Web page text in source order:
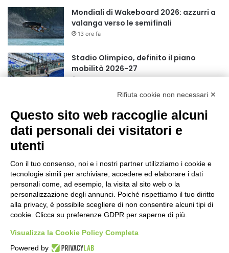
Mondiali di Wakeboard 2026: azzurri a
valanga verso le semifinali
13 ore fa
Stadio Olimpico, definito il piano
mobilità 2026-27
17 ore fa
farmaci in Italia
20 ore fa
arrivi e 1,7 milioni di presenze
22 ore fa
Un nuovo modello di IA stima il volume
dei ghiacciai del pianeta
23 ore fa
Sogin, il Parlamento amplia
ulteriormente il perimetro delle attività
Rifiuta cookie non necessari ✕
Questo sito web raccoglie alcuni
dati personali dei visitatori e
utenti
Con il tuo consenso, noi e i nostri partner utilizziamo i cookie e
tecnologie simili per archiviare, accedere ed elaborare i dati
personali come, ad esempio, la visita al sito web o la
personalizzazione degli annunci. Poiché rispettiamo il tuo diritto
alla privacy, è possibile scegliere di non consentire alcuni tipi di
cookie. Clicca su preferenze GDPR per saperne di più.
Visualizza la Cookie Policy Completa
Powered by